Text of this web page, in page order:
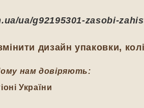
ua/g92195301-zasobi-
дизайн упаковки,
нам довіряють:
України